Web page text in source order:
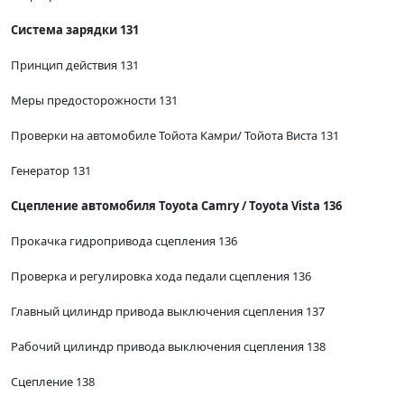
Система зарядки 131
Принцип действия 131
Меры предосторожности 131
Проверки на автомобиле Тойота Камри/ Тойота Виста 131
Генератор 131
Сцепление автомобиля Toyota Camry / Toyota Vista 136
Прокачка гидропривода сцепления 136
Проверка и регулировка хода педали сцепления 136
Главный цилиндр привода выключения сцепления 137
Рабочий цилиндр привода выключения сцепления 138
Сцепление 138